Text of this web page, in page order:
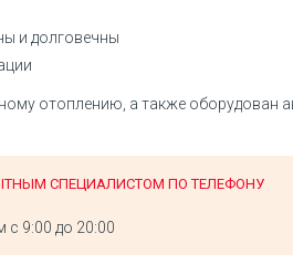
и долговечны
отоплению, а также оборудован
СПЕЦИАЛИСТОМ ПО ТЕЛЕФОНУ
с 9:00 до 20:00